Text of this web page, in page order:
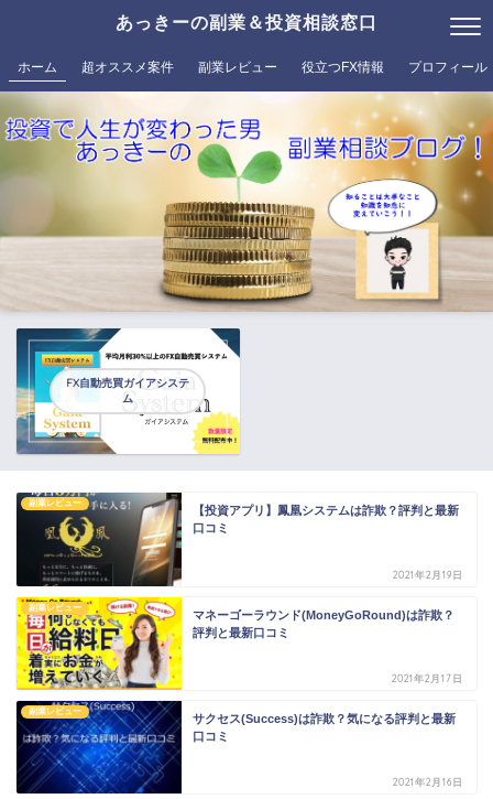
あっきーの副業＆投資相談窓口
ホーム 超オススメ案件 副業レビュー 役立つFX情報 プロフィール
FX自動売買ガイアシステ
ム
副業レビュー
【投資アプリ】鳳凰システムは詐欺？評判と最新
口コミ
2021年2月19日
副業レビュー
マネーゴーラウンド(MoneyGoRound)は詐欺？
評判と最新口コミ
2021年2月17日
副業レビュー
サクセス(Success)は詐欺？気になる評判と最新
口コミ
2021年2月16日